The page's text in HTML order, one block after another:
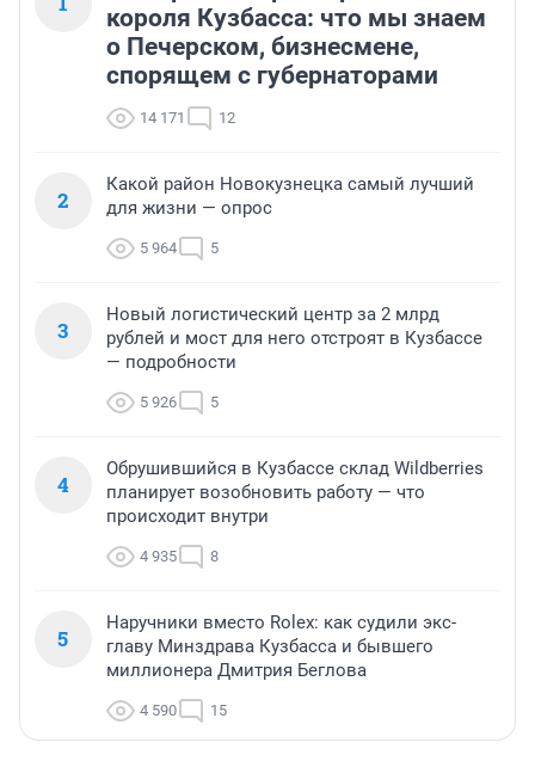
короля Кузбасса: что мы знаем
о Печерском, бизнесмене,
спорящем с губернаторами
14 171 12
2
Какой район Новокузнецка самый лучший
для жизни — опрос
5 964 5
3
Новый логистический центр за 2 млрд
рублей и мост для него отстроят в Кузбассе
— подробности
5 926 5
4
Обрушившийся в Кузбассе склад Wildberries
планирует возобновить работу — что
происходит внутри
4 935 8
5
Наручники вместо Rolex: как судили экс-
главу Минздрава Кузбасса и бывшего
миллионера Дмитрия Беглова
4 590 15